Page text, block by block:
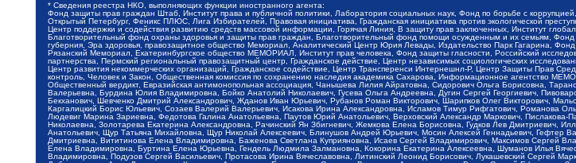
* Сведения реестра НКО, выполняющих функции иностранного агента:
Фонд защиты прав граждан Штаб, Институт права и публичной политики, Лаборатория социальных наук, Фонд по борьбе с
Открытый Петербург, Феникс ПЛЮС, Лига Избирателей, Правовая инициатива, Гражданская инициатива против экологической
Центр поддержки и содействия развитию средств массовой информации, Горячая Линия, В защиту прав заключенных, Институт
Благотворительный фонд охраны здоровья и защиты прав граждан, Благотворительный фонд помощи осужденным и их семьям,
губерния, Эра здоровья, правозащитное общество Мемориал, Аналитический Центр Юрия Левады, Издательство Парк Гагарина,
Рязанский Мемориал, Екатеринбургское общество МЕМОРИАЛ, Институт прав человека, Фонд защиты гласности, Российский
партнерства, Пермский региональный правозащитный центр, Гражданское действие, Центр независимых социологических
Центр развития некоммерческих организаций, Гражданское содействие, Центр Трансперенси Интернешнл-Р, Центр Защиты Прав
контроль, Человек и Закон, Общественная комиссия по сохранению наследия академика Сахарова, Информационное агентство
Общественный вердикт, Евразийская антимонопольная ассоциация, Чанышева Лилия Айратовна, Сидорович Ольга Борисовна,
Валерьевна, Бурдина Юлия Владимировна, Бойко Анатолий Николаевич, Гусева Ольга Андреевна, Дугин Сергей Георгиевич,
Бекханович, Шевченко Дмитрий Александрович, Жданов Иван Юрьевич, Рубанов Роман Викторович, Шарипков Олег Викторович,
Каргалицкий Борис Юльевич, Созаев Валерий Валерьевич, Исакова Ирина Александровна, Исламов Тимур Рифгатович, Романова
Людевиг Марина Зариевна, Федотова Галина Анатольевна, Паутов Юрий Анатольевич, Верховский Александр Маркович,
Николаевна, Золотарева Екатерина Александровна, Рачинский Ян Збигневич, Жемкова Елена Борисовна, Гудков Лев
Анатольевич, Щур Татьяна Михайловна, Щур Николай Алексеевич, Блинушов Андрей Юрьевич, Мосин Алексей Геннадьевич, Гефтер
Дмитриевна, Вититинова Елена Владимировна, Баженова Светлана Куприяновна, Исаев Сергей Владимирович, Максимов Сергей
Елена Владимировна, Буртина Елена Юрьевна, Гендель Людмила Залмановна, Кокорина Екатерина Алексеевна, Шуманов Илья
Владимировна, Подузов Сергей Васильевич, Протасова Ирина Вячеславовна, Литинский Леонид Борисович, Лукашевский Сергей